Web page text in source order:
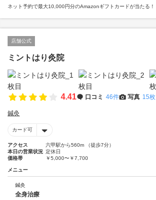
ネット予約で最大10,000円分のAmazonギフトカードが当たる！
店舗公式
ミントはり灸院
4.41 口コミ 46件 写真 15枚
鍼灸
カード可
アクセス
六甲駅から560m （徒歩7分）
本日の営業状況 定休日
価格帯
￥5,000〜￥7,700
メニュー
鍼灸
全身治療